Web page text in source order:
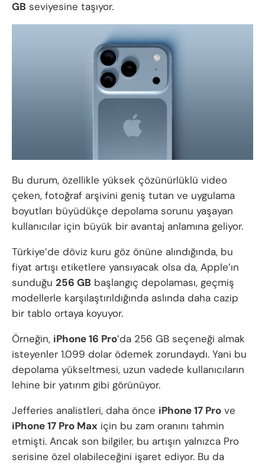
GB seviyesine taşıyor.
Bu durum, özellikle yüksek çözünürlüklü video
çeken, fotoğraf arşivini geniş tutan ve uygulama
boyutları büyüdükçe depolama sorunu yaşayan
kullanıcılar için büyük bir avantaj anlamına geliyor.
Türkiye’de döviz kuru göz önüne alındığında, bu
fiyat artışı etiketlere yansıyacak olsa da, Apple’ın
sunduğu 256 GB başlangıç depolaması, geçmiş
modellerle karşılaştırıldığında aslında daha cazip
bir tablo ortaya koyuyor.
Örneğin, iPhone 16 Pro’da 256 GB seçeneği almak
isteyenler 1.099 dolar ödemek zorundaydı. Yani bu
depolama yükseltmesi, uzun vadede kullanıcıların
lehine bir yatırım gibi görünüyor.
Jefferies analistleri, daha önce iPhone 17 Pro ve
iPhone 17 Pro Max için bu zam oranını tahmin
etmişti. Ancak son bilgiler, bu artışın yalnızca Pro
serisine özel olabileceğini işaret ediyor. Bu da